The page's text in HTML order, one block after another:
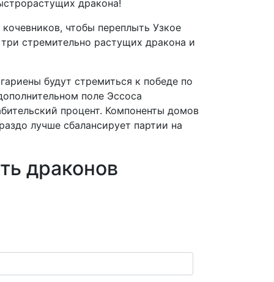
дракона!
чтобы переплыть Узкое
стремительно растущих дракона и
будут стремиться к победе по
поле Эссоса
процент. Компоненты домов
лучше сбалансирует партии на
драконов